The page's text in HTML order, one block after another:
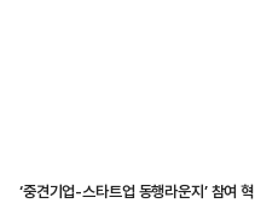
‘중견기업-스타트업 동행라운지’ 참여 혁